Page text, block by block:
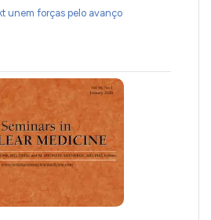
unem forças pelo avanço